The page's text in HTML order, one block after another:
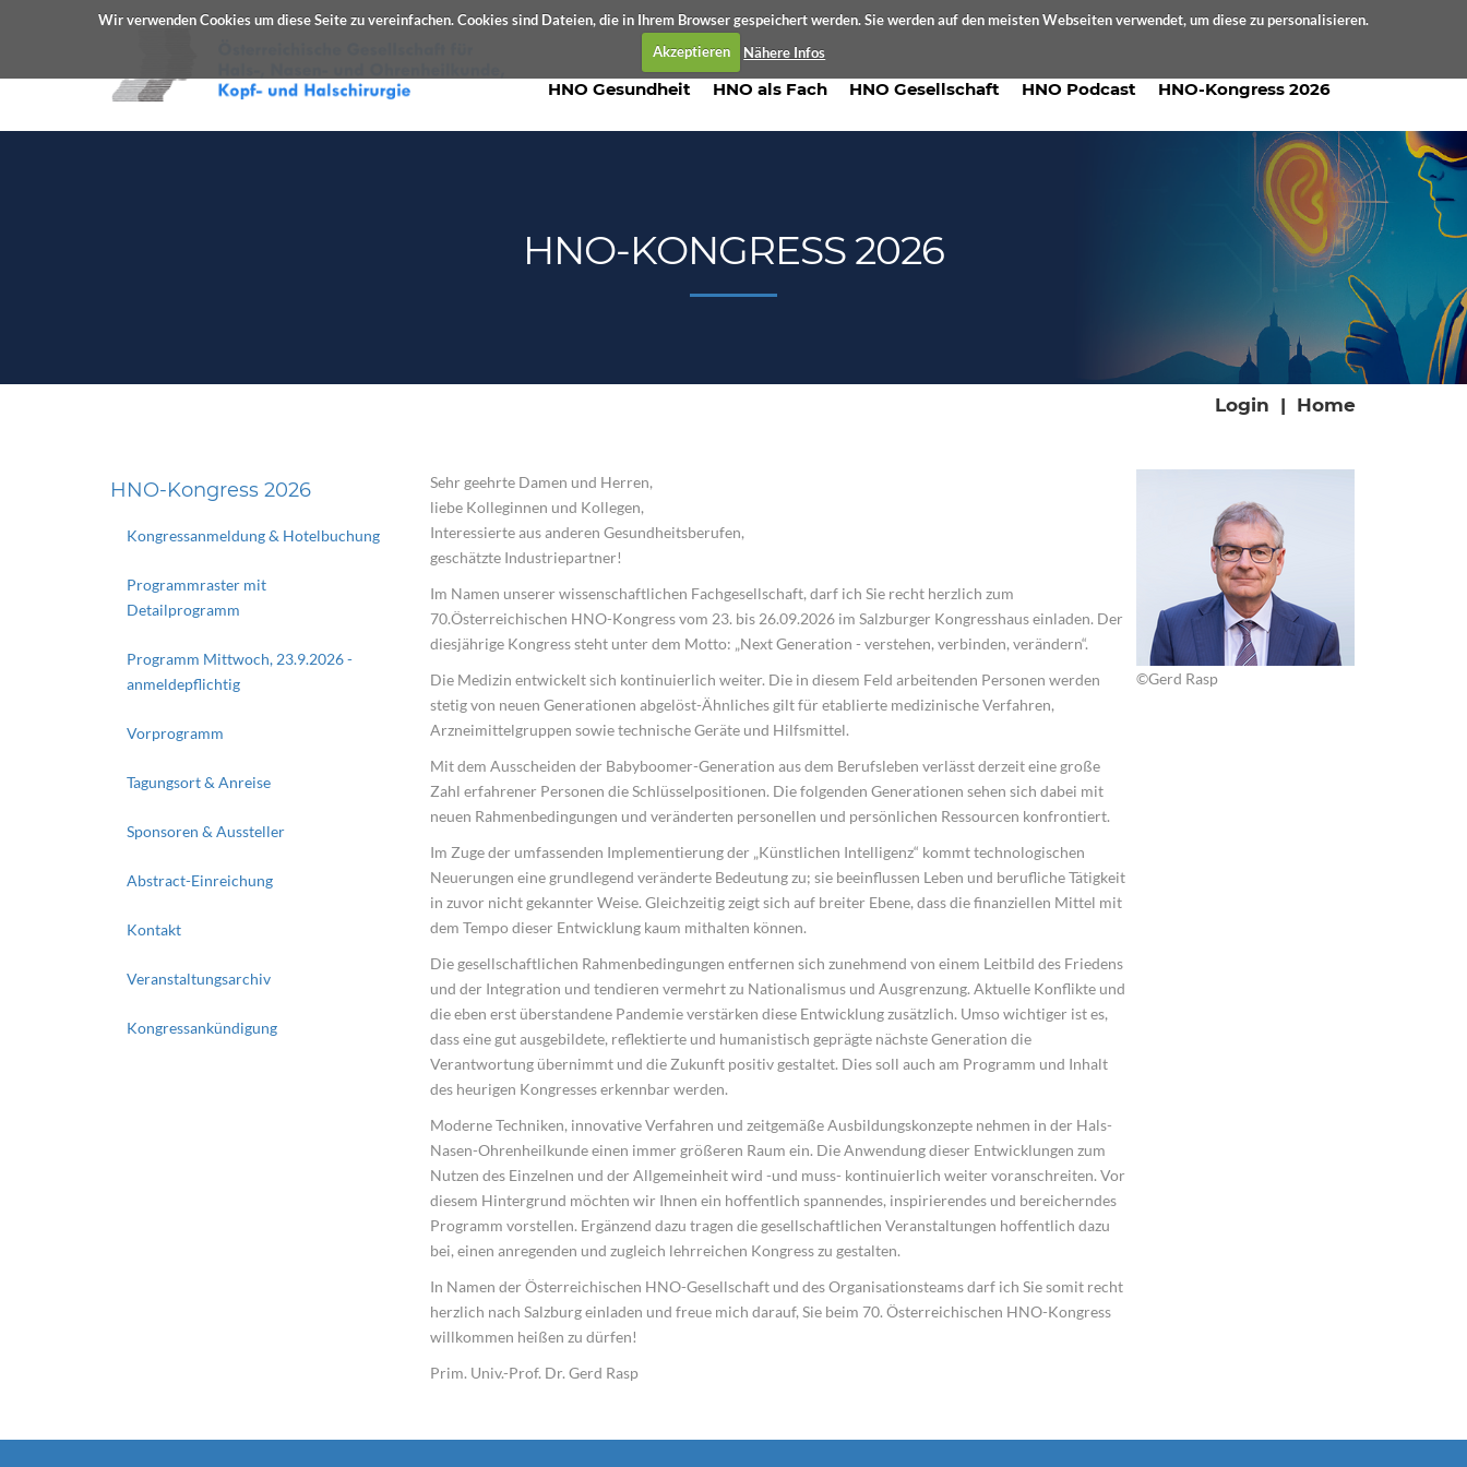
Wir verwenden Cookies um diese Seite zu vereinfachen. Cookies sind Dateien, die in Ihrem Browser gespeichert werden. Sie werden auf den meisten Webseiten verwendet, um diese zu personalisieren.
Akzeptieren
Nähere Infos
HNO Gesundheit HNO als Fach HNO Gesellschaft HNO Podcast HNO-Kongress 2026
HNO-KONGRESS 2026
Login | Home
HNO-Kongress 2026
Kongressanmeldung & Hotelbuchung
Programmraster mit
Detailprogramm
Programm Mittwoch, 23.9.2026 -
anmeldepflichtig
Vorprogramm
Tagungsort & Anreise
Sponsoren & Aussteller
Abstract-Einreichung
Kontakt
Veranstaltungsarchiv
Kongressankündigung
Sehr geehrte Damen und Herren,
liebe Kolleginnen und Kollegen,
Interessierte aus anderen Gesundheitsberufen,
geschätzte Industriepartner!
Im Namen unserer wissenschaftlichen Fachgesellschaft, darf ich Sie recht herzlich zum
70.Österreichischen HNO-Kongress vom 23. bis 26.09.2026 im Salzburger Kongresshaus einladen. Der
diesjährige Kongress steht unter dem Motto: „Next Generation - verstehen, verbinden, verändern“.
Die Medizin entwickelt sich kontinuierlich weiter. Die in diesem Feld arbeitenden Personen werden
stetig von neuen Generationen abgelöst-Ähnliches gilt für etablierte medizinische Verfahren,
Arzneimittelgruppen sowie technische Geräte und Hilfsmittel.
Mit dem Ausscheiden der Babyboomer-Generation aus dem Berufsleben verlässt derzeit eine große
Zahl erfahrener Personen die Schlüsselpositionen. Die folgenden Generationen sehen sich dabei mit
neuen Rahmenbedingungen und veränderten personellen und persönlichen Ressourcen konfrontiert.
Im Zuge der umfassenden Implementierung der „Künstlichen Intelligenz“ kommt technologischen
Neuerungen eine grundlegend veränderte Bedeutung zu; sie beeinflussen Leben und berufliche Tätigkeit
in zuvor nicht gekannter Weise. Gleichzeitig zeigt sich auf breiter Ebene, dass die finanziellen Mittel mit
dem Tempo dieser Entwicklung kaum mithalten können.
Die gesellschaftlichen Rahmenbedingungen entfernen sich zunehmend von einem Leitbild des Friedens
und der Integration und tendieren vermehrt zu Nationalismus und Ausgrenzung. Aktuelle Konflikte und
die eben erst überstandene Pandemie verstärken diese Entwicklung zusätzlich. Umso wichtiger ist es,
dass eine gut ausgebildete, reflektierte und humanistisch geprägte nächste Generation die
Verantwortung übernimmt und die Zukunft positiv gestaltet. Dies soll auch am Programm und Inhalt
des heurigen Kongresses erkennbar werden.
Moderne Techniken, innovative Verfahren und zeitgemäße Ausbildungskonzepte nehmen in der Hals-
Nasen-Ohrenheilkunde einen immer größeren Raum ein. Die Anwendung dieser Entwicklungen zum
Nutzen des Einzelnen und der Allgemeinheit wird -und muss- kontinuierlich weiter voranschreiten. Vor
diesem Hintergrund möchten wir Ihnen ein hoffentlich spannendes, inspirierendes und bereicherndes
Programm vorstellen. Ergänzend dazu tragen die gesellschaftlichen Veranstaltungen hoffentlich dazu
bei, einen anregenden und zugleich lehrreichen Kongress zu gestalten.
In Namen der Österreichischen HNO-Gesellschaft und des Organisationsteams darf ich Sie somit recht
herzlich nach Salzburg einladen und freue mich darauf, Sie beim 70. Österreichischen HNO-Kongress
willkommen heißen zu dürfen!
Prim. Univ.-Prof. Dr. Gerd Rasp
©Gerd Rasp